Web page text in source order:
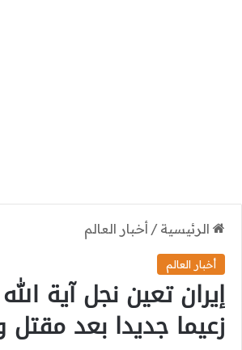
الرئيسية / أخبار العالم
أخبار العالم
إيران تعين نجل آية
زعيما جديدا بعد مقتل